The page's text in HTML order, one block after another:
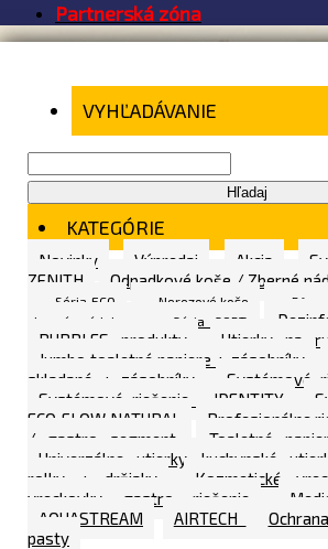
Partnerská zóna
VYHĽADÁVANIE
Hľadaj
KATEGÓRIE
Novinky Výpredaj Akcia
ZENITH
Odpadkové koše / Zberné
Séria ECO
Nerezové koše Rôzne
zberné nádoby
Séria SORT
BUBBLES produkty
Utierky na
Jumbo toaletné papiere + zásobníky
skladané + zásobníky
Systémové
Systémové riešenie - IDENTITY
ECO FLOW NATURAL
Profesionálne
/ gastro segment
Toaletné
Univerzálne utierky, kuchynské
rolky + držiaky
Kozmetické
vreckovky, gastro riešenie
AQUASTREAM
AIRTECH
pasty